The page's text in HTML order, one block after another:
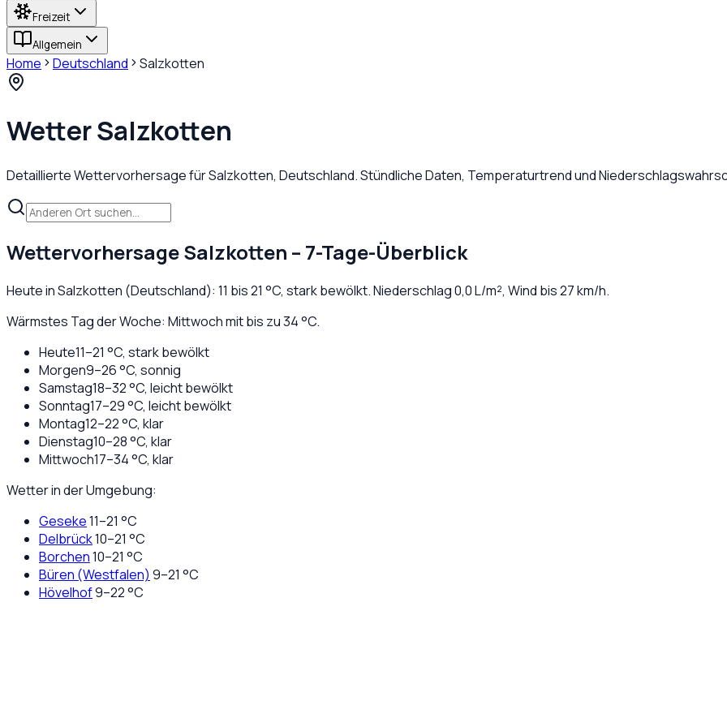
Freizeit
Allgemein
Home Deutschland Salzkotten
WetterSalzkotten
Detaillierte Wettervorhersage fürSalzkotten, Deutschland. Stündliche Daten, Temperaturtrend und
WettervorhersageSalzkotten – 7-Tage-Überblick
Heute inSalzkotten (Deutschland): 11 bis21 °C, stark bewölkt. Niederschlag0,0L/m², Wind bis27km/h.
Wärmstes Tag der Woche: Mittwoch mit bis zu 34 °C.
Heute11–21 °C, stark bewölkt
Morgen9–26°C, sonnig
Samstag18–32°C, leicht bewölkt
Sonntag17–29°C, leicht bewölkt
Montag12–22°C, klar
Dienstag10–28°C, klar
Mittwoch17–34°C, klar
Wetter in der Umgebung:
Geseke11–21 °C
Delbrück10–21 °C
Borchen10–21 °C
Büren (Westfalen) 9–21 °C
Hövelhof9–22°C